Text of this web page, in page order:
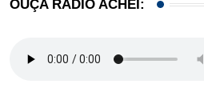
OUÇA RÁDIO ACHEI: